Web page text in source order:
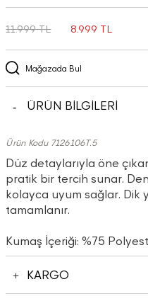
Mağazada Bul
11.999 TL 8.999 TL
ÜRÜN BİLGİLERİ
Ürün Kodu 7126106T.5
Düz detaylarıyla öne
pratik bir tercih sunar.
kolayca uyum sağlar. Dik
tamamlanır.
Kumaş İçeriği: %75
KARGO